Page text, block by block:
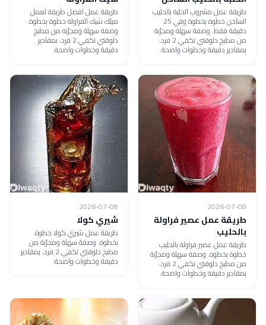
طريقة عمل مشروب الحلبة بالحليب
الساخن خطوة بخطوة وفي 25
دقيقة فقط. وصفة سهلة ومجرّبة
من مطبخ دلوقتي تكفي 2 فرد،
بمقادير دقيقة وخطوات واضحة.
طريقة عمل افضل طريقة لعمل
ميلك شيك الفراولة خطوة بخطوة.
وصفة سهلة ومجرّبة من مطبخ
دلوقتي تكفي 2 فرد، بمقادير
دقيقة وخطوات واضحة.
2026-07-08
طريقة عمل عصير فراولة
بالحليب
طريقة عمل عصير فراولة بالحليب
خطوة بخطوة. وصفة سهلة ومجرّبة
من مطبخ دلوقتي تكفي 2 فرد،
بمقادير دقيقة وخطوات واضحة.
2026-07-08
شيري كولا
طريقة عمل شيري كولا خطوة
بخطوة. وصفة سهلة ومجرّبة من
مطبخ دلوقتي تكفي 2 فرد، بمقادير
دقيقة وخطوات واضحة.